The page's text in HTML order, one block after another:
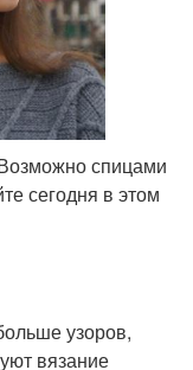
спицами
сегодня в этом
узоров,
вязание